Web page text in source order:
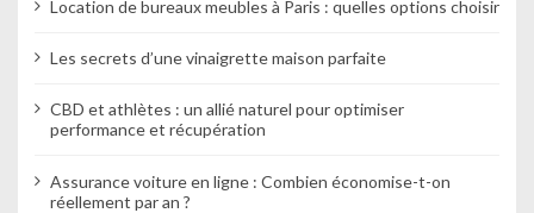
i
c
Location de bureaux meubles à Paris : quelles options choisir
Les secrets d’une vinaigrette maison parfaite
CBD et athlètes : un allié naturel pour optimiser
performance et récupération
Assurance voiture en ligne : Combien économise-t-on
réellement par an ?